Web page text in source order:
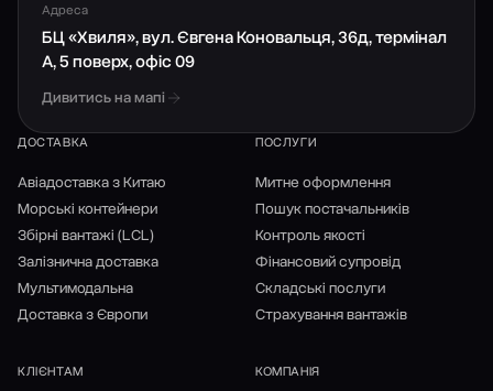
Адреса
БЦ «Хвиля», вул. Євгена Коновальця, 36д, термінал
А, 5 поверх, офіс 09
Дивитись на мапі
ДОСТАВКА
Авіадоставка з Китаю
Морські контейнери
Збірні вантажі (LCL)
Залізнична доставка
Мультимодальна
Доставка з Європи
ПОСЛУГИ
Митне оформлення
Пошук постачальників
Контроль якості
Фінансовий супровід
Складські послуги
Страхування вантажів
КЛІЄНТАМ КОМПАНІЯ